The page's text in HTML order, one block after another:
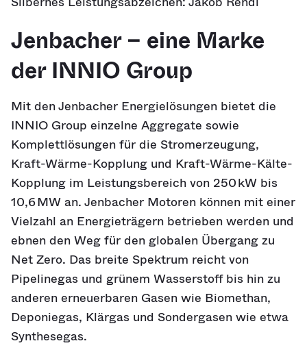
Jenbacher – eine Marke
der INNIO Group
Mit den Jenbacher Energielösungen bietet die
INNIO Group einzelne Aggregate sowie
Komplettlösungen für die Stromerzeugung,
Kraft-Wärme-Kopplung und Kraft-Wärme-Kälte-
Kopplung im Leistungsbereich von 250 kW bis
10,6 MW an. Jenbacher Motoren können mit einer
Vielzahl an Energieträgern betrieben werden und
ebnen den Weg für den globalen Übergang zu
Net Zero. Das breite Spektrum reicht von
Pipelinegas und grünem Wasserstoff bis hin zu
anderen erneuerbaren Gasen wie Biomethan,
Deponiegas, Klärgas und Sondergasen wie etwa
Synthesegas.